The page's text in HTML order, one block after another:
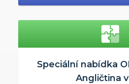
Speciální nabídka
Angličtina v